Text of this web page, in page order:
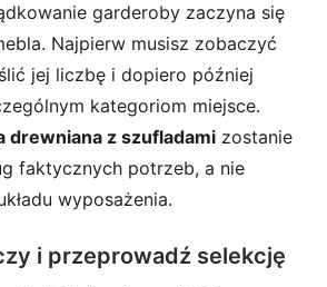
garderoby zaczyna się
Najpierw musisz zobaczyć
jej liczbę i dopiero później
kategoriom miejsce.
drewniana z szufladami zostanie
faktycznych potrzeb, a nie
wyposażenia.
i przeprowadź selekcję